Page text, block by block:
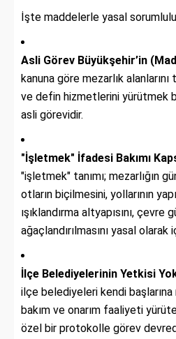
İşte maddelerle yasal
Asli Görev Büyükşehir’in
kanuna göre mezarlık
ve defin hizmetlerini yürütmek
asli görevidir.
"İşletmek" İfadesi Bakımı
"işletmek" tanımı; mezarlığın
otların biçilmesini, yollarının
ışıklandırma altyapısını, çevre
ağaçlandırılmasını yasal olarak
İlçe Belediyelerinin Yetkisi
ilçe belediyeleri kendi başlarına
bakım ve onarım faaliyeti
özel bir protokolle görev